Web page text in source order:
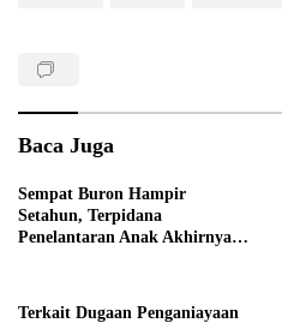
Baca Juga
Sempat Buron Hampir
Setahun, Terpidana
Penelantaran Anak Akhirnya
Terkait Dugaan Penganiayaan